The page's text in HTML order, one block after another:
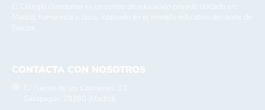
El Colegio Gondomar es un centro de educación privado ubicado en
Madrid, humanista y laico, inspirado en el modelo educativo del norte de
Europa.
CONTACTA CON NOSOTROS
C/ Fuente de las Colmenas, 12
Galapagar, 28260 (Madrid)